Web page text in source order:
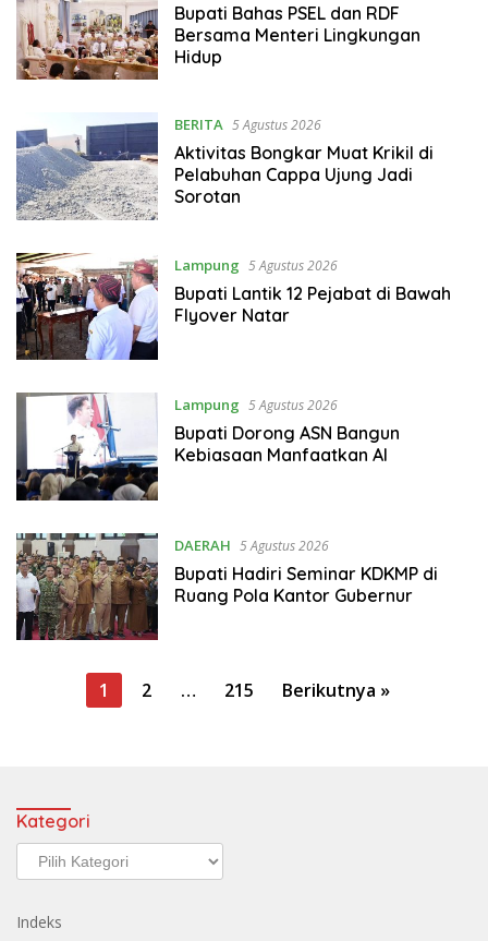
Bupati Bahas PSEL dan RDF
Bersama Menteri Lingkungan
Hidup
BERITA 5 Agustus 2026
Aktivitas Bongkar Muat Krikil di
Pelabuhan Cappa Ujung Jadi
Sorotan
Lampung 5 Agustus 2026
Bupati Lantik 12 Pejabat di Bawah
Flyover Natar
Lampung 5 Agustus 2026
Bupati Dorong ASN Bangun
Kebiasaan Manfaatkan AI
DAERAH 5 Agustus 2026
Bupati Hadiri Seminar KDKMP di
Ruang Pola Kantor Gubernur
Paginasi
1 2 … 215 Berikutnya »
Kategori
Kategori
Indeks